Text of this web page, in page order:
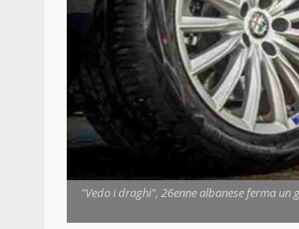
"Vedo i draghi", 26enne albanese ferma